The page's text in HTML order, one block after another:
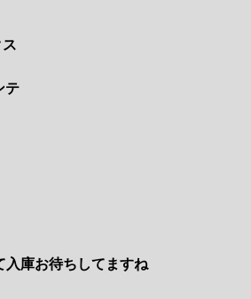
テ
入庫お待ちしてますね